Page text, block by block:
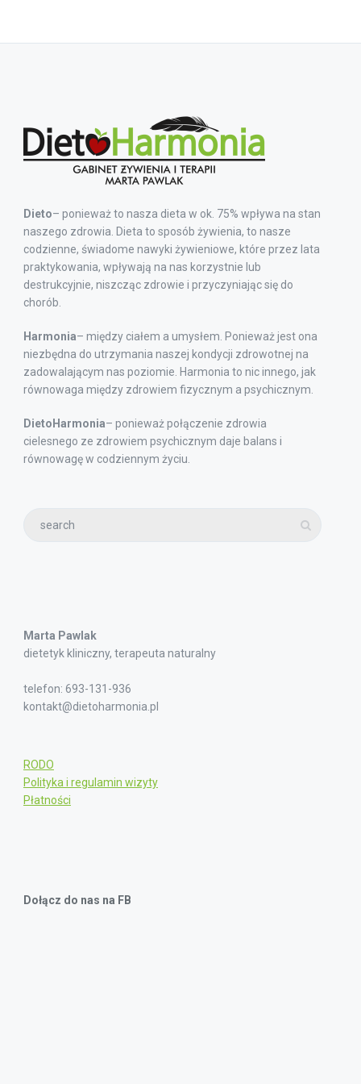
Dieto– ponieważ to nasza dieta w ok. 75% wpływa na stan
naszego zdrowia. Dieta to sposób żywienia, to nasze
codzienne, świadome nawyki żywieniowe, które przez lata
praktykowania, wpływają na nas korzystnie lub
destrukcyjnie, niszcząc zdrowie i przyczyniając się do
chorób.
Harmonia– między ciałem a umysłem. Ponieważ jest ona
niezbędna do utrzymania naszej kondycji zdrowotnej na
zadowalającym nas poziomie. Harmonia to nic innego, jak
równowaga między zdrowiem fizycznym a psychicznym.
DietoHarmonia– ponieważ połączenie zdrowia
cielesnego ze zdrowiem psychicznym daje balans i
równowagę w codziennym życiu.
Marta Pawlak
dietetyk kliniczny, terapeuta naturalny
telefon: 693-131-936
kontakt@dietoharmonia.pl
RODO
Polityka i regulamin wizyty
Płatności
Dołącz do nas na FB